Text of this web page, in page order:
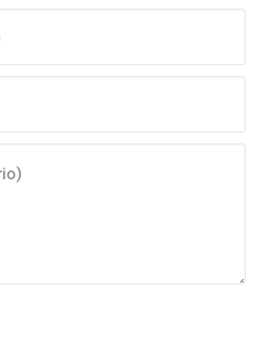
continuar.